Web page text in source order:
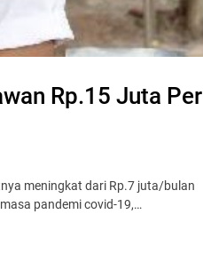
Rp.15 Juta Per
meningkat dari Rp.7 juta/bulan
pandemi covid-19,…